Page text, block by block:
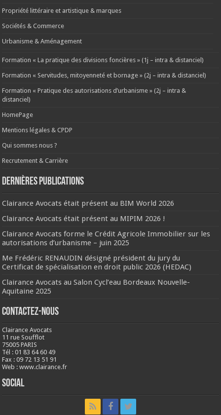
Propriété littéraire et artistique & marques
Sociétés & Commerce
Urbanisme & Aménagement
Formation « La pratique des divisions foncières » (1j – intra & distanciel)
Formation « Servitudes, mitoyenneté et bornage » (2j – intra & distanciel)
Formation « Pratique des autorisations d’urbanisme » (2j – intra &
distanciel)
HomePage
Mentions légales & CPDP
Qui sommes nous ?
Recrutement & Carrière
Dernières publications
Clairance Avocats était présent au BIM World 2026
Clairance Avocats était présent au MIPIM 2026 !
Clairance Avocats forme le Crédit Agricole Immobilier sur les
autorisations d’urbanisme – juin 2025
Me Frédéric RENAUDIN désigné président du jury du
Certificat de spécialisation en droit public 2026 (HEDAC)
Clairance Avocats au Salon Cycl’eau Bordeaux Nouvelle-
Aquitaine 2025
Contactez-nous
Clairance Avocats
11 rue Soufflot
75005 PARIS
Tél : 01 83 64 60 49
Fax : 09 72 13 51 91
Web : www.clairance.fr
Social